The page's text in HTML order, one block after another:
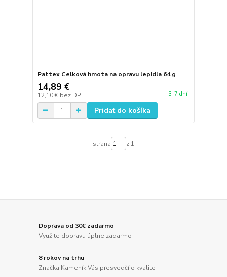
Pattex Celková hmota na opravu lepidla 64 g
14,89 €
12,10 € bez DPH 3-7 dní
Pridať do košíka
strana z 1
Doprava od 30€ zadarmo
Využite dopravu úplne zadarmo
8 rokov na trhu
Značka Kameník Vás presvedčí o kvalite